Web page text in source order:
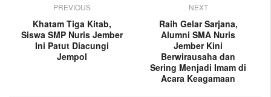
PREVIOUS
Khatam Tiga Kitab,
Siswa SMP Nuris Jember
Ini Patut Diacungi
Jempol
NEXT
Raih Gelar Sarjana,
Alumni SMA Nuris
Jember Kini
Berwirausaha dan
Sering Menjadi Imam di
Acara Keagamaan